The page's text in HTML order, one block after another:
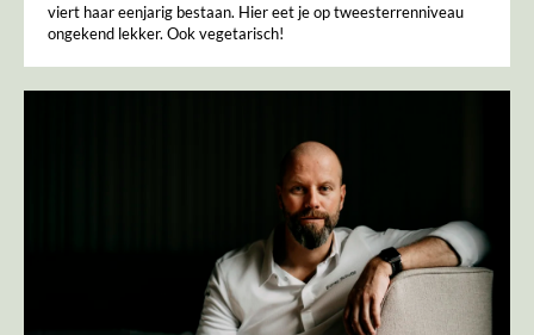
viert haar eenjarig bestaan. Hier eet je op tweesterrenniveau
ongekend lekker. Ook vegetarisch!